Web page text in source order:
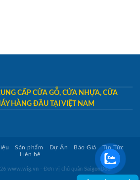
CẤP CỬA GỖ, CỬA NHỰA, CỬA
HÀNG ĐẦU TẠI VIỆT NAM
Sản phẩm Dự Án Báo Giá
Tin Tức
Liên hệ
www.wig.vn - Đơn vị chủ quản SaigonDoor